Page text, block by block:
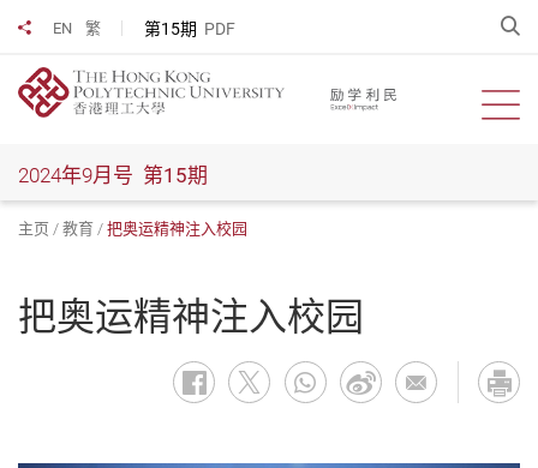
EN 繁 第15期 PDF
分享到
开
2024年9月号 第15期
主页 教育 把奥运精神注入校园
把奥运精神注入校园